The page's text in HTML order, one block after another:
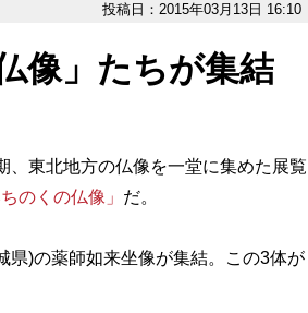
投稿日：2015年03月13日 16:10
像」たちが集結
東北地方の仏像を一堂に集めた展覧
のくの仏像」 だ。
)の薬師如来坐像が集結。この3体が